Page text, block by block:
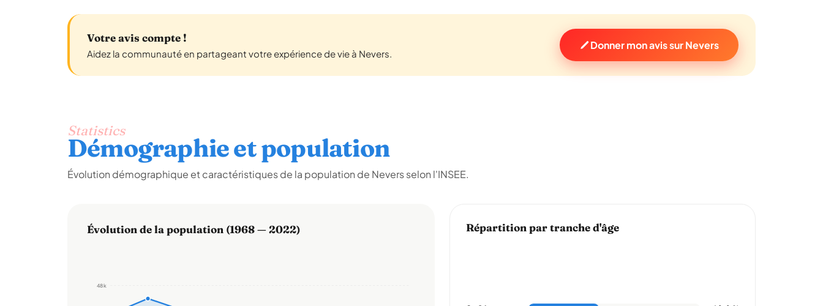
Votre avis compte !
Aidez la communauté en partageant votre expérience de vie à Nevers.
Donner mon avis sur Nevers
Statistics
Démographie et population
Évolution démographique et caractéristiques de la population de Nevers selon l'INSEE.
Évolution de la population (1968 — 2022)
48 k
Répartition par tranche d'âge